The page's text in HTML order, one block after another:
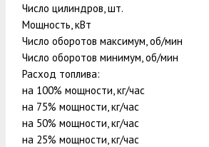
Число цилиндров, шт.
Мощность, кВт
Число оборотов максимум, об/мин
Число оборотов минимум, об/мин
Расход топлива:
на 100% мощности, кг/час
на 75% мощности, кг/час
на 50% мощности, кг/час
на 25% мощности, кг/час